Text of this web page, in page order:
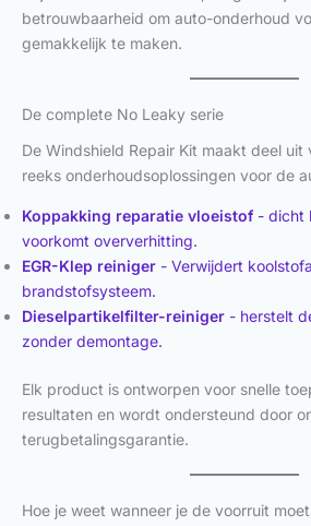
betrouwbaarheid om auto-onderhoud
gemakkelijk te maken.
De complete No Leaky serie
De Windshield Repair Kit maakt deel uit
reeks onderhoudsoplossingen voor de
Koppakking reparatie vloeistof- dicht
voorkomt oververhitting.
EGR-Klep reiniger - Verwijdert
brandstofsysteem.
Dieselpartikelfilter-reiniger - herstelt
zonder demontage.
Elk product is ontworpen voor snelle
resultaten en wordt ondersteund door
terugbetalingsgarantie.
Hoe je weet wanneer je de voorruit